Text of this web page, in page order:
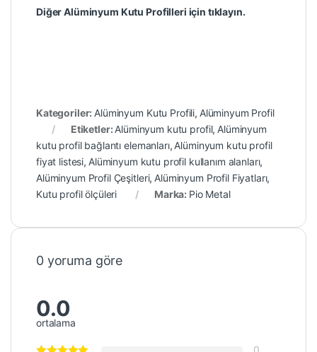
Diğer Alüminyum Kutu Profilleri için tıklayın.
Kategoriler: Alüminyum Kutu Profili, Alüminyum Profil
Etiketler: Alüminyum kutu profil, Alüminyum
kutu profil bağlantı elemanları, Alüminyum kutu profil
fiyat listesi, Alüminyum kutu profil kullanım alanları,
Alüminyum Profil Çeşitleri, Alüminyum Profil Fiyatları,
Kutu profil ölçüleri
Marka: Pio Metal
0 yoruma göre
0.0
ortalama
0